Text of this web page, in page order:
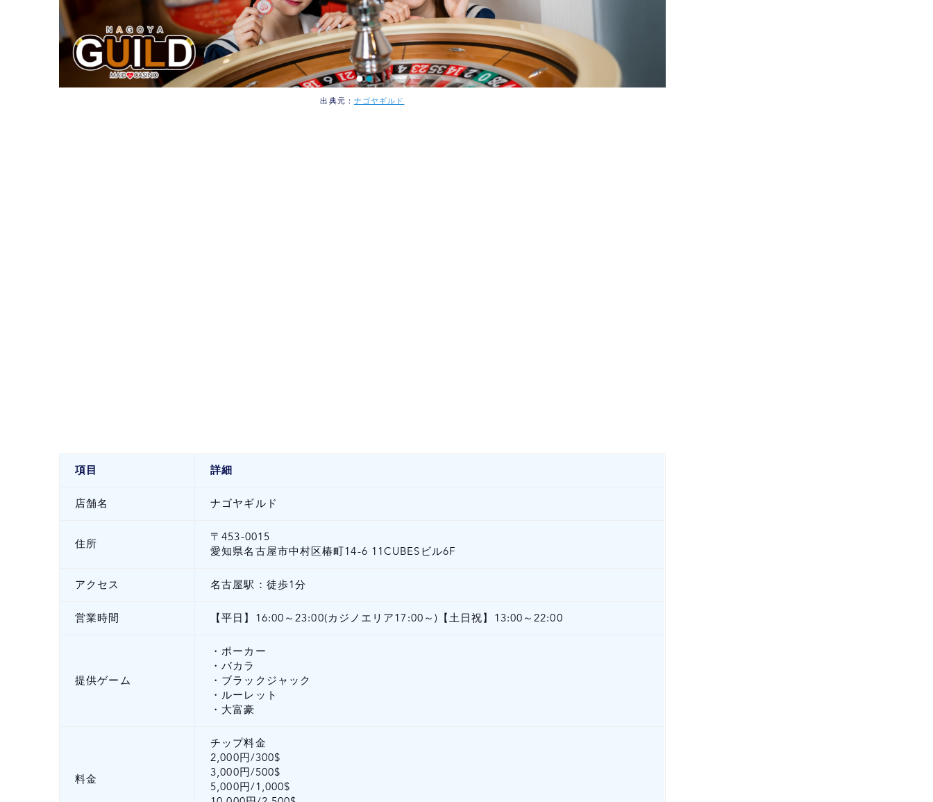
日本人VIP専用の換金所があり韓国最高レートで換金可能
日本人向けの案内体制でトラブルを未然に防げる
VIP CASINO CLUB でお得に遊ぼう
出典元： ナゴヤギルド
項目 詳細
店舗名 ナゴヤギルド
住所
〒453-0015
愛知県名古屋市中村区椿町14-6 11CUBESビル6F
アクセス 名古屋駅：徒歩1分
営業時間 【平日】16:00～23:00(カジノエリア17:00～)【土日祝】13:00～22:00
提供ゲーム
・ポーカー
・バカラ
・ブラックジャック
・ルーレット
・大富豪
料金
チップ料金
2,000円/300$
3,000円/500$
5,000円/1,000$